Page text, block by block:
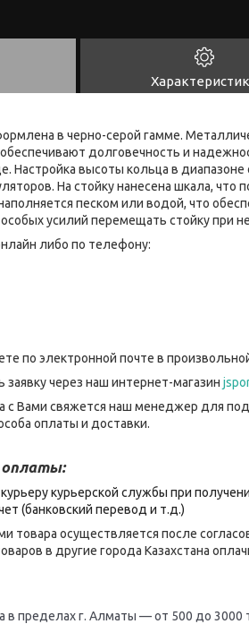
в черно-серой гамме.
долговечность и
Настройка высоты кольца в
На стойку нанесена шкала, что
песком или водой, что
усилий перемещать стойку при
либо по телефону:
по электронной почте в
через наш интернет-магазин
с Вами свяжется наш менеджер для
оплаты и доставки.
оплаты:
курьерской службы при
(банковский перевод и т.д.)
товара осуществляется после
в другие города Казахстана
в пределах г. Алматы — от 500 до 3000